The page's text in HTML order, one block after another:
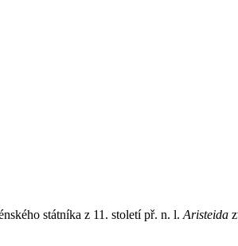
státníka z 11. století př. n. l. Aristeida